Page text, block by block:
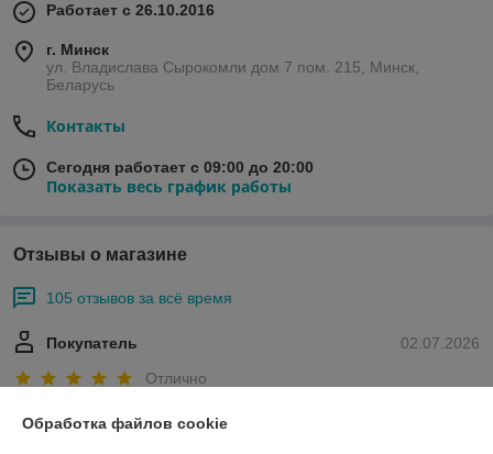
Работает с 26.10.2016
г. Минск
ул. Владислава Сырокомли дом 7 пом. 215, Минск,
Беларусь
Контакты
Сегодня работает с 09:00 до 20:00
Показать весь график работы
Отзывы о магазине
105 отзывов за всё время
02.07.2026
Покупатель
Отлично
Сделка подтверждена через корзину
Обработка файлов cookie